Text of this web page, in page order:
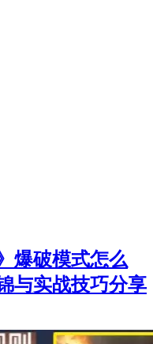
爆破模式怎么
与实战技巧分享